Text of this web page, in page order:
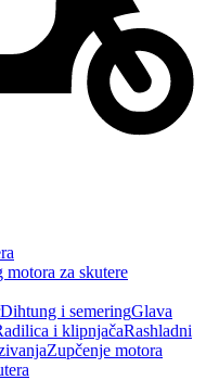
Dihtung i semeringGlava
i klipnjačaRashladni
Zupčenje motora